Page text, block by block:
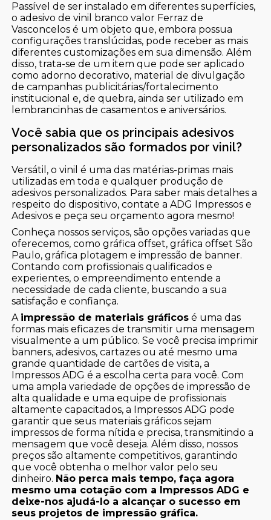
Passível de ser instalado em diferentes superfícies,
o adesivo de vinil branco valor Ferraz de
Vasconcelos é um objeto que, embora possua
configurações translúcidas, pode receber as mais
diferentes customizações em sua dimensão. Além
disso, trata-se de um item que pode ser aplicado
como adorno decorativo, material de divulgação
de campanhas publicitárias/fortalecimento
institucional e, de quebra, ainda ser utilizado em
lembrancinhas de casamentos e aniversários.
Você sabia que os principais adesivos
personalizados são formados por vinil?
Versátil, o vinil é uma das matérias-primas mais
utilizadas em toda e qualquer produção de
adesivos personalizados. Para saber mais detalhes a
respeito do dispositivo, contate a ADG Impressos e
Adesivos e peça seu orçamento agora mesmo!
Conheça nossos serviços, são opções variadas que
oferecemos, como gráfica offset, gráfica offset São
Paulo, gráfica plotagem e impressão de banner.
Contando com profissionais qualificados e
experientes, o empreendimento entende a
necessidade de cada cliente, buscando a sua
satisfação e confiança.
A impressão de materiais gráficos é uma das
formas mais eficazes de transmitir uma mensagem
visualmente a um público. Se você precisa imprimir
banners, adesivos, cartazes ou até mesmo uma
grande quantidade de cartões de visita, a
Impressos ADG é a escolha certa para você. Com
uma ampla variedade de opções de impressão de
alta qualidade e uma equipe de profissionais
altamente capacitados, a Impressos ADG pode
garantir que seus materiais gráficos sejam
impressos de forma nítida e precisa, transmitindo a
mensagem que você deseja. Além disso, nossos
preços são altamente competitivos, garantindo
que você obtenha o melhor valor pelo seu
dinheiro. Não perca mais tempo, faça agora
mesmo uma cotação com a Impressos ADG e
deixe-nos ajudá-lo a alcançar o sucesso em
seus projetos de impressão gráfica.